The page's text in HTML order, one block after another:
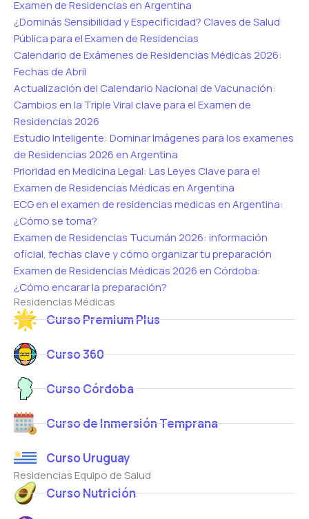
Examen de Residencias en Argentina
¿Dominás Sensibilidad y Especificidad? Claves de Salud
Pública para el Examen de Residencias
Calendario de Exámenes de Residencias Médicas 2026:
Fechas de Abril
Actualización del Calendario Nacional de Vacunación:
Cambios en la Triple Viral clave para el Examen de
Residencias 2026
Estudio Inteligente: Dominar Imágenes para los examenes
de Residencias 2026 en Argentina
Prioridad en Medicina Legal: Las Leyes Clave para el
Examen de Residencias Médicas en Argentina
ECG en el examen de residencias medicas en Argentina:
¿Cómo se toma?
Examen de Residencias Tucumán 2026: información
oficial, fechas clave y cómo organizar tu preparación
Examen de Residencias Médicas 2026 en Córdoba:
¿Cómo encarar la preparación?
Residencias Médicas
Curso Premium Plus
Curso 360
Curso Córdoba
Curso de Inmersión Temprana
Curso Uruguay
Residencias Equipo de Salud
Curso Nutrición